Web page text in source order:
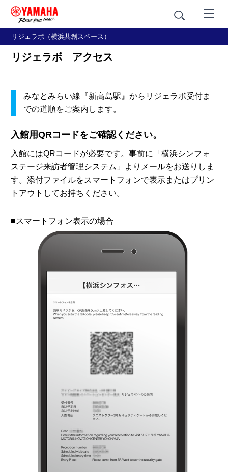
リジェラボ（横浜共創スペース）
リジェラボ アクセス
みなとみらい線『新高島駅』からリジェラボ受付ま
での道順をご案内します。
入館用QRコードをご確認ください。
入館にはQRコードが必要です。事前に「横浜シンフォ
ステージ来訪者管理システム」よりメールをお送りしま
す。添付ファイルをスマートフォンで表示またはプリン
トアウトしてお持ちください。
■スマートフォン表示の場合